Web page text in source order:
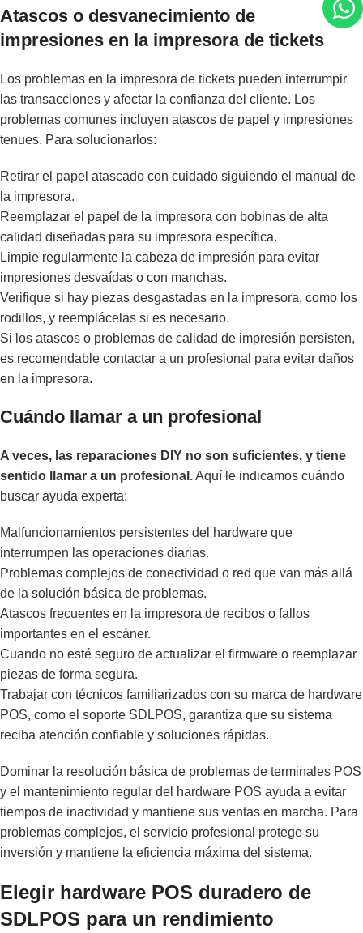
Atascos o desvanecimiento de
impresiones en la impresora de tickets
Los problemas en la impresora de tickets pueden interrumpir
las transacciones y afectar la confianza del cliente. Los
problemas comunes incluyen atascos de papel y impresiones
tenues. Para solucionarlos:
Retirar el papel atascado con cuidado siguiendo el manual de
la impresora.
Reemplazar el papel de la impresora con bobinas de alta
calidad diseñadas para su impresora específica.
Limpie regularmente la cabeza de impresión para evitar
impresiones desvaídas o con manchas.
Verifique si hay piezas desgastadas en la impresora, como los
rodillos, y reemplácelas si es necesario.
Si los atascos o problemas de calidad de impresión persisten,
es recomendable contactar a un profesional para evitar daños
en la impresora.
Cuándo llamar a un profesional
A veces, las reparaciones DIY no son suficientes, y tiene
sentido llamar a un profesional.Aquí le indicamos cuándo
buscar ayuda experta:
Malfuncionamientos persistentes del hardware que
interrumpen las operaciones diarias.
Problemas complejos de conectividad o red que van más allá
de la solución básica de problemas.
Atascos frecuentes en la impresora de recibos o fallos
importantes en el escáner.
Cuando no esté seguro de actualizar el firmware o reemplazar
piezas de forma segura.
Trabajar con técnicos familiarizados con su marca de hardware
POS, como el soporte SDLPOS, garantiza que su sistema
reciba atención confiable y soluciones rápidas.
Dominar la resolución básica de problemas de terminales POS
y el mantenimiento regular del hardware POS ayuda a evitar
tiempos de inactividad y mantiene sus ventas en marcha. Para
problemas complejos, el servicio profesional protege su
inversión y mantiene la eficiencia máxima del sistema.
Elegir hardware POS duradero de
SDLPOS para un rendimiento